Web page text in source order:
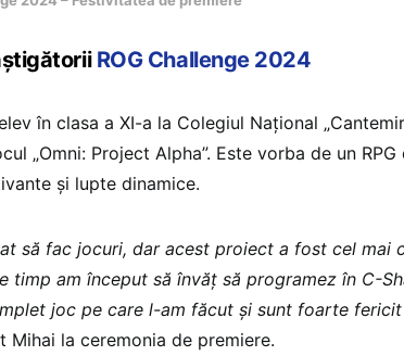
ROG Challenge 2024
în clasa a XI-a la Colegiul Național
„Omni: Project Alpha”. Este vorba de un
și lupte dinamice.
să fac jocuri, dar acest proiect a fost cel mai
timp am început să învăț să programez în C-
joc pe care l-am făcut și sunt foarte
Mihai la ceremonia de premiere.